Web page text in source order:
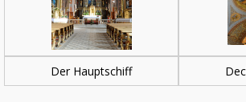
Der Hauptschiff